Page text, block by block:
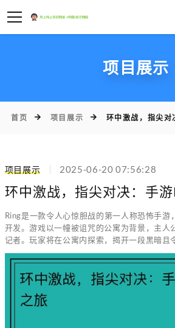
项目展示
首页 项目展示 环中激战，指尖
项目展示 2025-06-20 07:56:28
环中激战，指尖对决：手
Ring是一款令人心惊胆战的第一人称恐怖手游
开发。游戏以一幢被诅咒的公寓为背景，主人
记者。玩家将在公寓内探索，揭开一段黑暗且